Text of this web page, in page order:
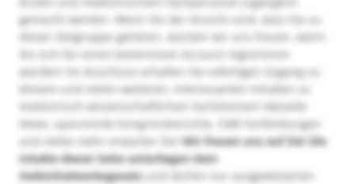
gemacht werden. Wenn Sie der Ansicht sind, dass Sie zu
dieser Zielgruppe gehören, würden wir uns freuen, wenn
Sie sich für einen kostenlosen Account registrieren
würden! Im Anschluss erhalten Sie sofortigen Zugang zu
diesem und vielen weiteren, interessanten Inhalten zu
medizinisch-wissenschaftlichen Fachthemen! Aktuelle
News, spannende Kongressberichte, CME-Fortbildungen
und vieles mehr erwarten Sie!Wir freuen uns auf Sie! Die
Inhalte dieser Seite unterliegen dem
Heilmittelwerbegesetzund dürfen nur ausgewiesenen